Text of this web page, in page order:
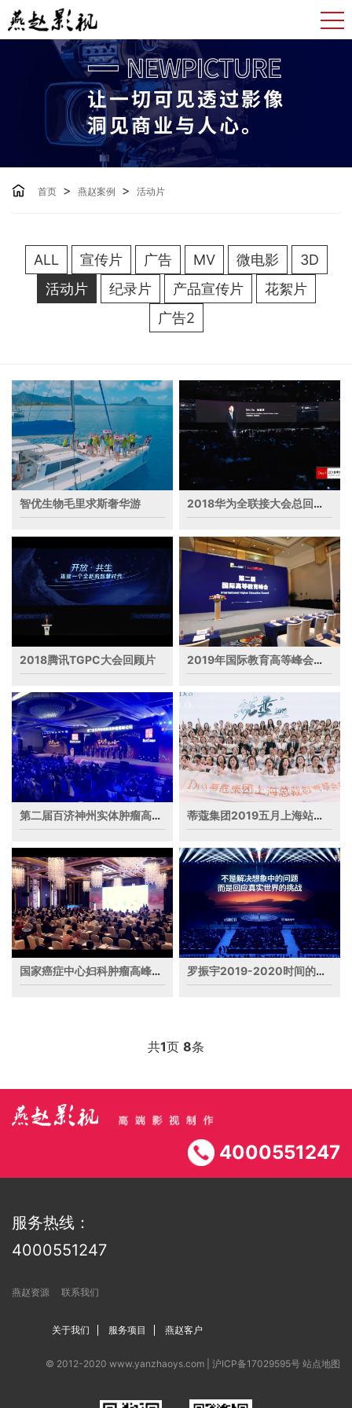
首页 > 燕赵案例 > 活动片
ALL 宣传片 广告 MV 微电影
3D
活动片
纪录片 产品宣传片
花絮片
广告2
智优生物毛里求斯奢华游 2018华为全联接大会总回顾片
2018腾讯TGPC大会回顾片 2019年国际教育高等峰会回顾视频
第二届百济神州实体肿瘤高峰论坛 蒂蔻集团2019五月上海站花絮
国家癌症中心妇科肿瘤高峰论坛 罗振宇2019-2020时间的朋友跨年演讲
共1页 8条
4000551247
服务热线：
4000551247
燕赵资源 联系我们
关于我们 服务项目 燕赵客户
© 2012-2020 www.yanzhaoys.com | 沪ICP备17029595号 站点地图